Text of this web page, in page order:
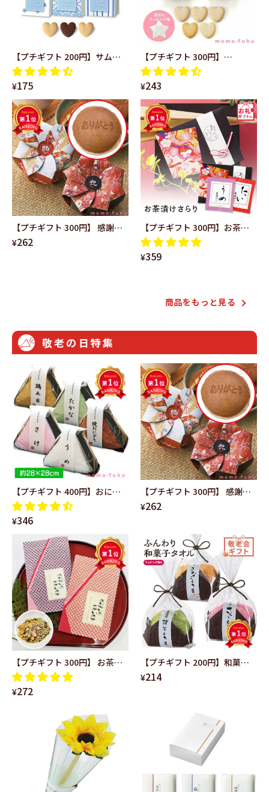
【プチギフト 200円】サムシ
ングブルー単品 ギフト お礼 プ
レゼント 嬉しい お菓子 結婚式
贈り物 500円 雑貨 ちょっとし
た 大人 かわいい 結婚祝い 二次
会
¥175
【プチギフト 300円】
DOLCESTA（ハートクッキ
ー）単品 結婚式 クリスマス お
菓子 子供 クリスマスプレゼン
ト おしゃれ ありがとう クリス
マス会 プレゼント 嬉しかった
¥243
【プチギフト 300円】 感謝の
どら焼き ありがとう 感謝 笑顔
¥262
【プチギフト 300円】お茶漬
けさらり 純和風 うめ 鯛
退職 結婚式 ありがとう 上
¥359
商品をもっと⾒る
敬老の日特集
【プチギフト 400円】おにぎ
り型 おもしろハンドタオル タ
オルハンカチ ミニタオル かわ
いい 卒園記念品 嬉しかったも
の 卒園 記念品 卒園祝い 入学祝
い お祝い 子供会 和風 結婚式
敬老会 プレゼント 敬老の日 日
用品 実用ギフト 粗品 販促品 景
品 イベント
¥346
【プチギフト 300円】 感謝の
どら焼き ありがとう 感謝 笑顔
老の日 海外土産
¥262
【プチギフト 300円】 お茶漬
け かのこ ありがとう 和風 千代
紙 上品 1位 人気 2種 ご挨拶 退
¥272
【プチギフト 200円】和菓子
なふんわりタオル タオルハン
お礼 大人 敬老会 プレゼント 敬
老の日 日用品 実用ギフト 景品
特典 粗品 ノベルティ
¥214